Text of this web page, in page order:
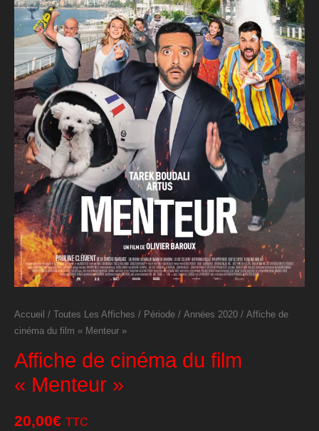
Accueil / Toutes Les Affiches / Période / Années 2020 / Affiche de
cinéma du film « Menteur »
Affiche de cinéma du film
« Menteur »
20,00€ TTC